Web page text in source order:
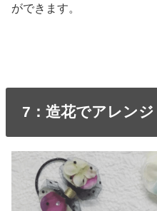
ができます。
7：造花でアレンジ